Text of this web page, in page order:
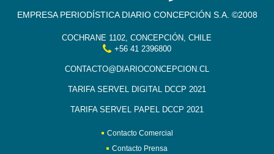
EMPRESA PERIODÍSTICA DIARIO CONCEPCIÓN S.A. ©2008
COCHRANE 1102, CONCEPCIÓN, CHILE
+56 41 2396800
CONTACTO@DIARIOCONCEPCION.CL
TARIFA SERVEL DIGITAL DCCP 2021
TARIFA SERVEL PAPEL DCCP 2021
Contacto Comercial
Contacto Prensa